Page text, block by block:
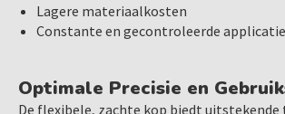
Lagere materiaalkosten
Constante en gecontroleerde applicatie
Optimale Precisie en
De flexibele, zachte kop biedt